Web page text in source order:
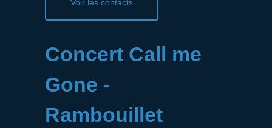
Voir les contacts
Concert Call me
Gone -
Rambouillet